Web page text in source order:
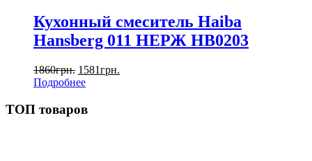
Кухонный смеситель Haiba
Hansberg 011 НЕРЖ HB0203
1860грн. 1581грн.
Подробнее
ТОП товаров